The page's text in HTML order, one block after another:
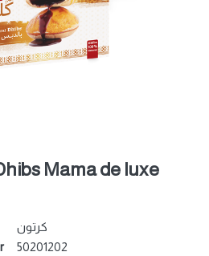
Mama de luxe
كرتون
50201202